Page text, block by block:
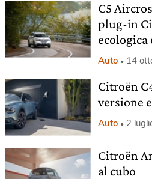
C5
plug-in
ecologica
Auto 14
Citroën
versione
Auto 2
Citroën
al cubo